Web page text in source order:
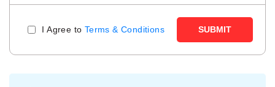
I Agree to Terms & Conditions SUBMIT